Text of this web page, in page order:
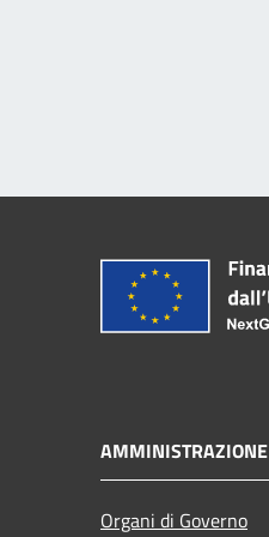
AMMINISTRAZIONE
Organi di Governo